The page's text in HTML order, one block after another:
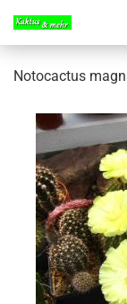
Notocactus